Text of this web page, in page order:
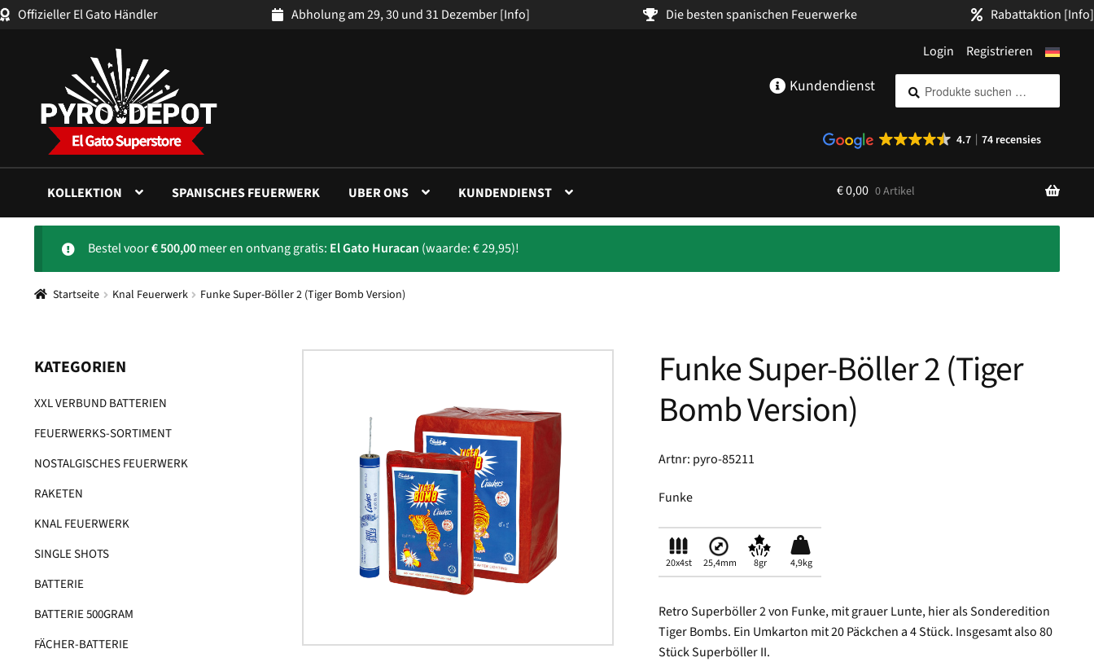
Offizieller El Gato Händler Abholung am 29, 30 und 31 Dezember[Info] Die besten spanischen Feuerwerke Rabattaktion [Info]
Navigation
springen
springen
Login Registrieren
Kundendienst
Suche
nach:
Suchen
4.7 74 recensies
KOLLEKTION SPANISCHES FEUERWERK UBER ONS KUNDENDIENST €0,00 0 Artikel
Bestel voor€500,00meer en ontvang gratis: El Gato Huracan (waarde: € 29,95)!
Startseite Knal Feuerwerk Funke Super-Böller 2 (Tiger Bomb Version)
Funke Super-Böller 2 (Tiger
Bomb Version)
Artnr: pyro-85211
Funke
20x4st 25,4mm 8gr 4,9kg
Retro Superböller 2 von Funke, mit grauer Lunte, hier als Sonderedition
Tiger Bombs. Ein Umkarton mit 20 Päckchen a 4 Stück. Insgesamt also 80
Stück Superböller II.
KATEGORIEN
XXL VERBUND BATTERIEN
FEUERWERKS-SORTIMENT
NOSTALGISCHES FEUERWERK
RAKETEN
KNAL FEUERWERK
SINGLE SHOTS
BATTERIE
BATTERIE 500GRAM
FÄCHER-BATTERIE